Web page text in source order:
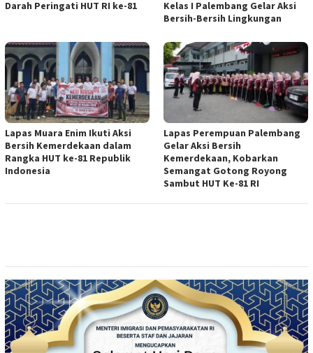
Darah Peringati HUT RI ke-81
Kelas I Palembang Gelar Aksi
Bersih-Bersih Lingkungan
Lapas Muara Enim Ikuti Aksi
Bersih Kemerdekaan dalam
Rangka HUT ke-81 Republik
Indonesia
Lapas Perempuan Palembang
Gelar Aksi Bersih
Kemerdekaan, Kobarkan
Semangat Gotong Royong
Sambut HUT Ke-81 RI